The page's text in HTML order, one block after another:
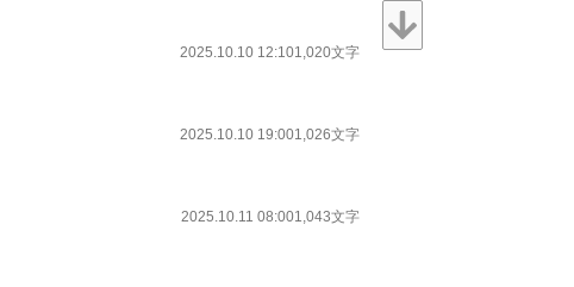
2025.10.10 12:101,020文字
2025.10.10 19:001,026文字
2025.10.11 08:001,043文字